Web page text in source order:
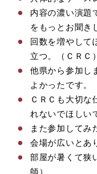
内容の濃い演題
をもっとお聞き
回数を増やして
立つ。（ＣＲＣ）
他県から参加し
よかったです。
ＣＲＣも大切な
れないでほしい
また参加してみ
会場が広いとあ
部屋が暑くて狭
師）